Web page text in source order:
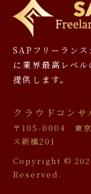
SAPフリーラン
に 業界最高レベ
提供します。
クラウドコン
〒105-0004 東京
ス新橋201
Copyright ©
Reserved.